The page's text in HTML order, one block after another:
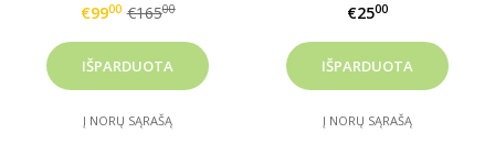
€9900 €16500
Į NORŲ SĄRAŠĄ
€2500
Į NORŲ SĄRAŠĄ